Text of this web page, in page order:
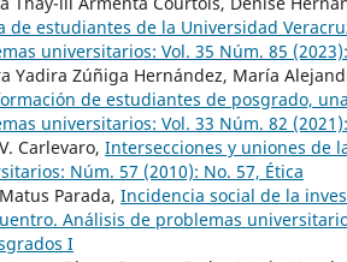
de estudiantes de la Universidad
universitarios: Vol. 35 Núm. 85
Yadira Zúñiga Hernández, María
de estudiantes de posgrado,
universitarios: Vol. 33 Núm. 82
Carlevaro, Intersecciones y uniones de
Núm. 57 (2010): No. 57, Ética
Parada, Incidencia social de la
Análisis de problemas
I